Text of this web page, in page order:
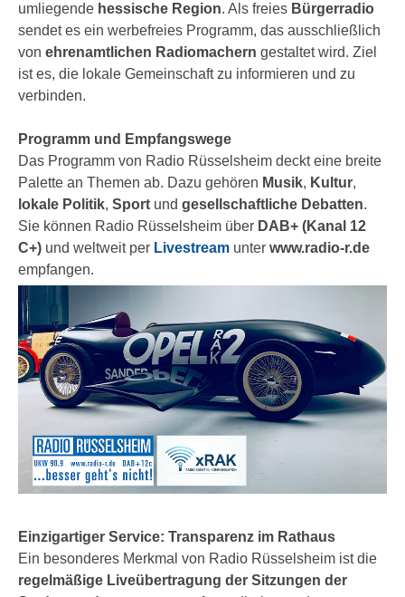
umliegende hessische Region. Als freies Bürgerradio
sendet es ein werbefreies Programm, das ausschließlich
von ehrenamtlichen Radiomachern gestaltet wird. Ziel
ist es, die lokale Gemeinschaft zu informieren und zu
verbinden.
Programm und Empfangswege
Das Programm von Radio Rüsselsheim deckt eine breite
Palette an Themen ab. Dazu gehören Musik, Kultur,
lokale Politik, Sport und gesellschaftliche Debatten.
Sie können Radio Rüsselsheim über DAB+ (Kanal 12
C+) und weltweit per Livestream unter www.radio-r.de
empfangen.
Einzigartiger Service: Transparenz im Rathaus
Ein besonderes Merkmal von Radio Rüsselsheim ist die
regelmäßige Liveübertragung der Sitzungen der